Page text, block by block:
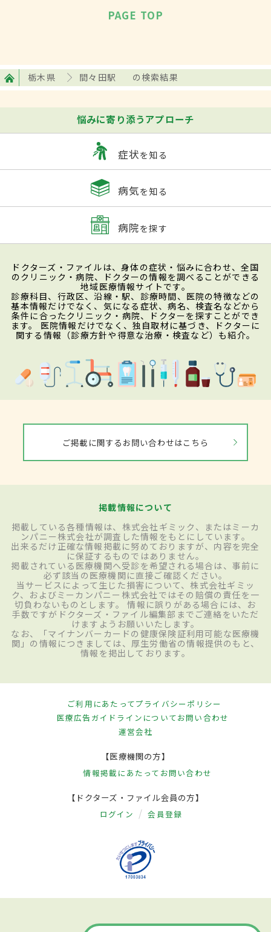
PAGE TOP
栃木県 間々田駅 の検索結果
悩みに寄り添うアプローチ
症状を知る
病気を知る
病院を探す
ドクターズ・ファイルは、身体の症状・悩みに合わせ、全国
のクリニック・病院、ドクターの情報を調べることができる
地域医療情報サイトです。
診療科目、行政区、沿線・駅、診療時間、医院の特徴などの
基本情報だけでなく、気になる症状、病名、検査名などから
条件に合ったクリニック・病院、ドクターを探すことができ
ます。 医院情報だけでなく、独自取材に基づき、ドクターに
関する情報（診療方針や得意な治療・検査など）も紹介。
ご掲載に関するお問い合わせはこちら
掲載情報について
掲載している各種情報は、株式会社ギミック、またはミーカ
ンパニー株式会社が調査した情報をもとにしています。
出来るだけ正確な情報掲載に努めておりますが、内容を完全
に保証するものではありません。
掲載されている医療機関へ受診を希望される場合は、事前に
必ず該当の医療機関に直接ご確認ください。
当サービスによって生じた損害について、株式会社ギミッ
ク、およびミーカンパニー株式会社ではその賠償の責任を一
切負わないものとします。 情報に誤りがある場合には、お
手数ですがドクターズ・ファイル編集部までご連絡をいただ
けますようお願いいたします。
なお、「マイナンバーカードの健康保険証利用可能な医療機
関」の情報につきましては、厚生労働省の情報提供のもと、
情報を掲出しております。
ご利用にあたってプライバシーポリシー
医療広告ガイドラインについてお問い合わせ
運営会社
【医療機関の方】
情報掲載にあたって お問い合わせ
【ドクターズ・ファイル会員の方】
ログイン 会員登録